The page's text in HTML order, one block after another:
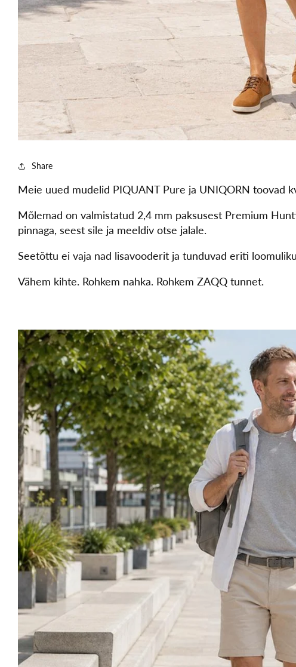
Share
Meie uued mudelid PIQUANT Pure ja UNIQORN toovad
Mõlemad on valmistatud 2,4 mm paksusest Premium
pinnaga, seest sile ja meeldiv otse jalale.
Seetõttu ei vaja nad lisavooderit ja tunduvad eriti
Vähem kihte. Rohkem nahka. Rohkem ZAQQ tunnet.